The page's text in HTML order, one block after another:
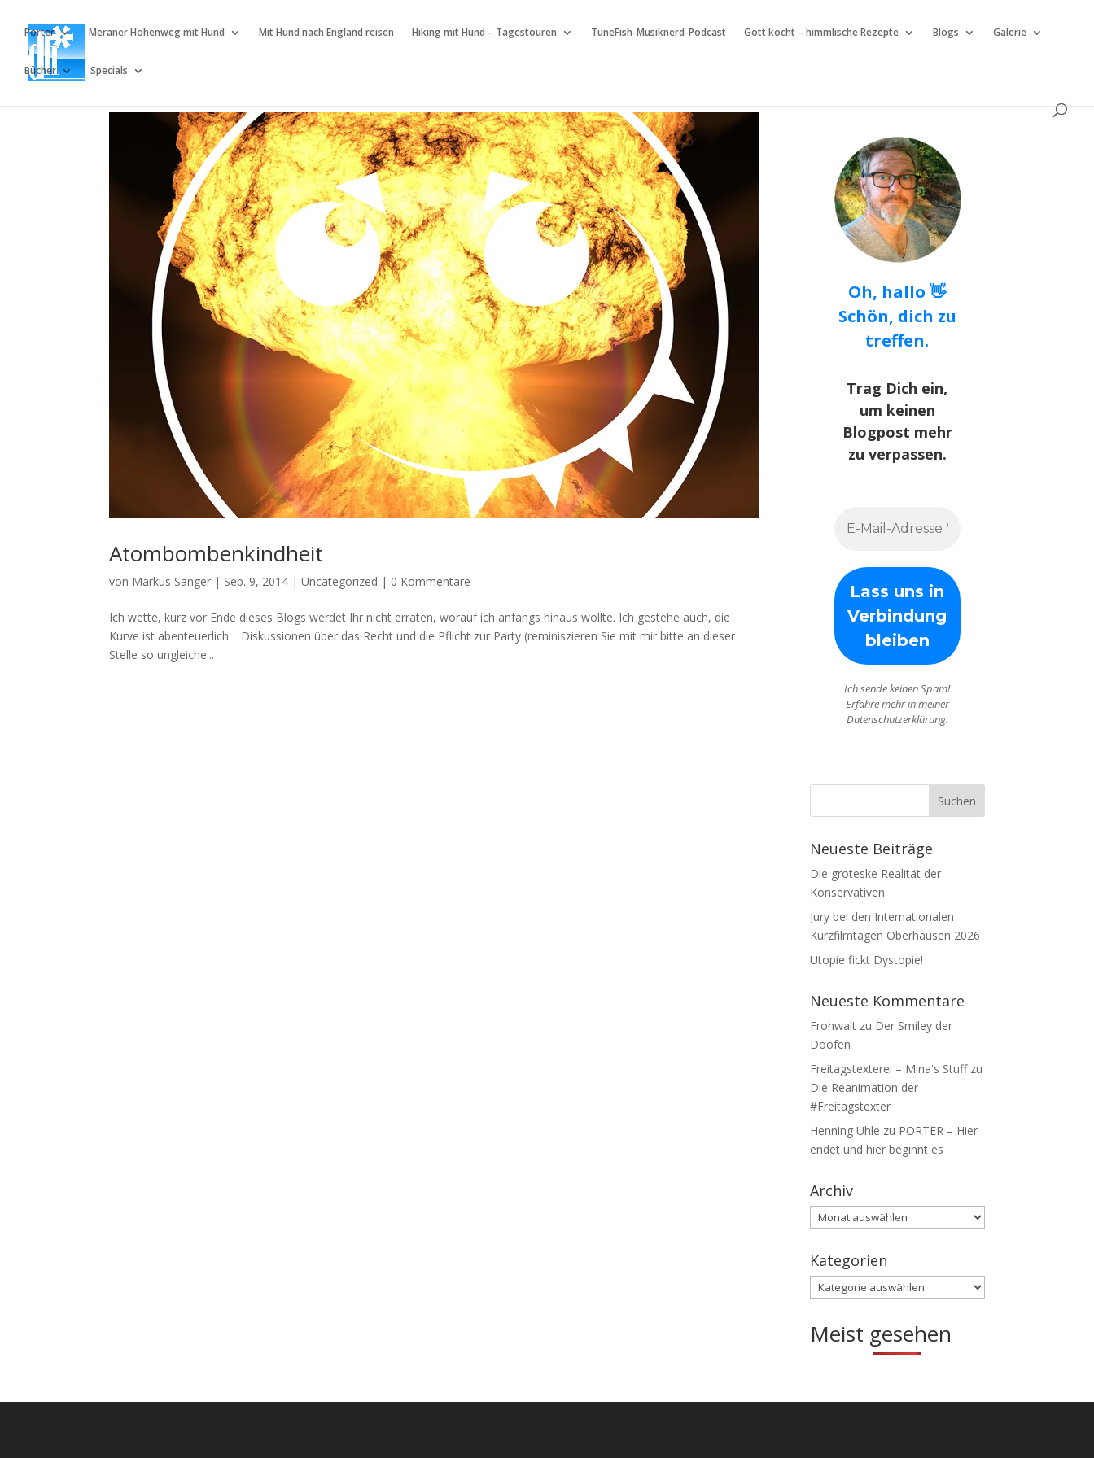
Porter Meraner Höhenweg mit Hund Mit Hund nach England reisen Hiking mit Hund – Tagestouren TuneFish-Musiknerd-Podcast Gott kocht – himmlische Rezepte Blogs Galerie
Bücher Specials
Atombombenkindheit
von Markus Sänger | Sep. 9, 2014 |Uncategorized | 0 Kommentare
Ich wette, kurz vor Ende dieses Blogs werdet Ihr nicht erraten, worauf ich anfangs hinaus wollte. Ich gestehe auch, die
Kurve ist abenteuerlich. Diskussionen über das Recht und die Pflicht zur Party (reminiszieren Sie mit mir bitte an dieser
Stelle so ungleiche...
Oh, hallo 👋
Schön, dich zu
treffen.
Trag Dich ein,
um keinen
Blogpost mehr
zu verpassen.
Ich sende keinen Spam!
Erfahre mehr in meiner
Datenschutzerklärung.
Neueste Beiträge
Die groteske Realität der
Konservativen
Jury bei den Internationalen
Kurzfilmtagen Oberhausen 2026
Utopie fickt Dystopie!
Neueste Kommentare
Frohwaltzu Der Smiley der
Doofen
Freitagstexterei – Mina's Stuffzu
Die Reanimation der
#Freitagstexter
Henning Uhle zu PORTER – Hier
endet und hier beginnt es
Archiv
Archiv
Kategorien
Kategorien
Meist gesehen